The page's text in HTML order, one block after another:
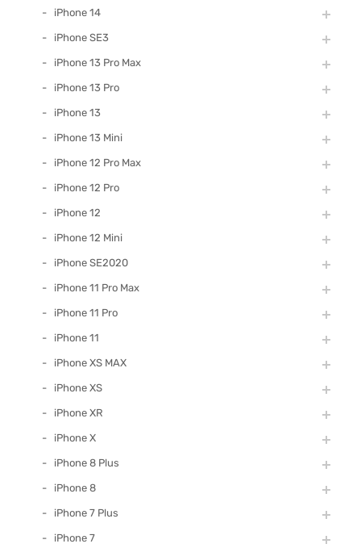
iPhone 14
iPhone SE3
iPhone 13 Pro Max
iPhone 13 Pro
iPhone 13
iPhone 13 Mini
iPhone 12 Pro Max
iPhone 12 Pro
iPhone 12
iPhone 12 Mini
iPhone SE2020
iPhone 11 Pro Max
iPhone 11 Pro
iPhone 11
iPhone XS MAX
iPhone XS
iPhone XR
iPhone X
iPhone 8 Plus
iPhone 8
iPhone 7 Plus
iPhone 7